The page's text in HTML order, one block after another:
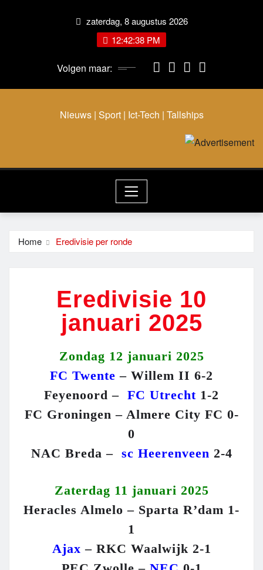
zaterdag, 8 augustus 2026
12:42:38 PM
Volgen maar:
Nieuws | Sport | Ict-Tech | Tallships
Home Eredivisie per ronde
Eredivisie 10
januari 2025
Zondag 12 januari 2025
FC Twente – Willem II 6-2
Feyenoord – FC Utrecht 1-2
FC Groningen – Almere City FC 0-
0
NAC Breda – sc Heerenveen 2-4
Zaterdag 11 januari 2025
Heracles Almelo – Sparta R’dam 1-
1
Ajax – RKC Waalwijk 2-1